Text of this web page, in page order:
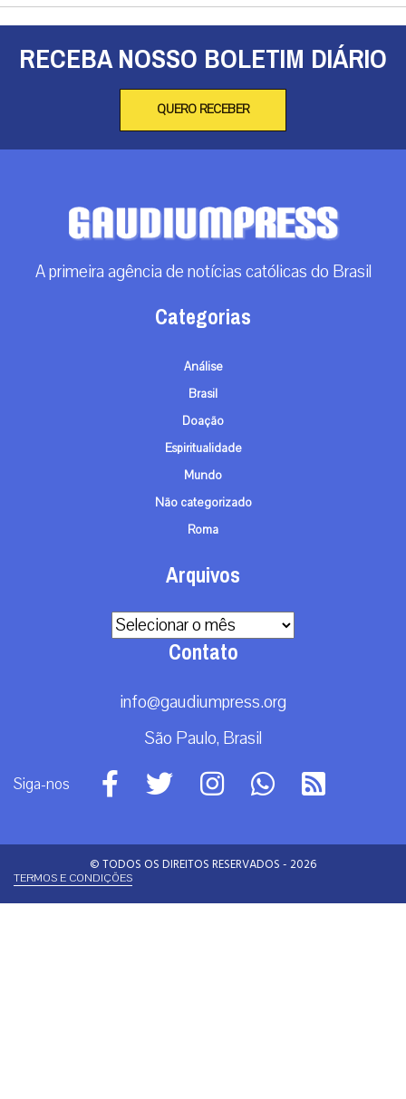
RECEBA NOSSO BOLETIM DIÁRIO
QUERO RECEBER
A primeira agência de notícias católicas do Brasil
Categorias
Análise
Brasil
Doação
Espiritualidade
Mundo
Não categorizado
Roma
Arquivos
Arquivos
Contato
info@gaudiumpress.org
São Paulo, Brasil
Siga-nos
© TODOS OS DIREITOS RESERVADOS - 2026
TERMOS E CONDIÇÕES